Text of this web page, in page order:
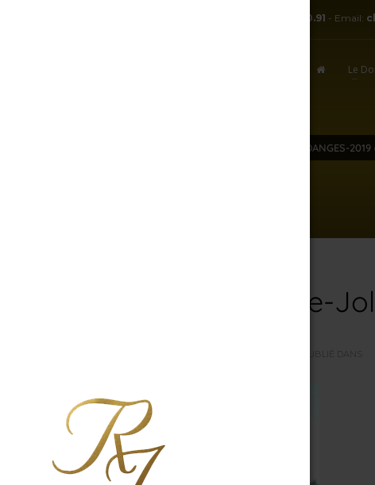
+ 33.3.25.38.50.91 - Email:
Le
CHAMPAGNE-RENE-JOLLY-VENDANGES-
Champagne-Rene-